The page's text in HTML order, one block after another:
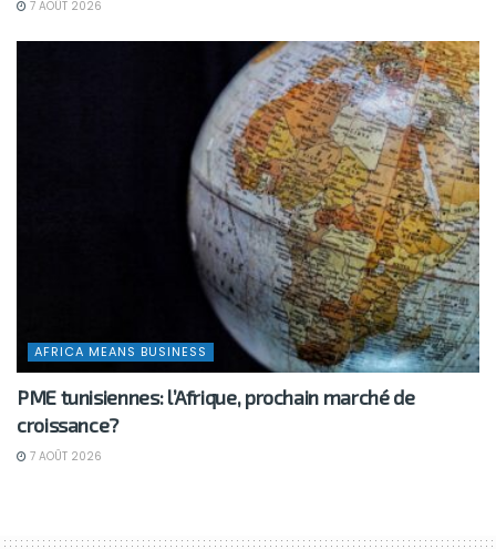
7 AOÛT 2026
AFRICA MEANS BUSINESS
PME tunisiennes: l’Afrique, prochain marché de
croissance?
7 AOÛT 2026